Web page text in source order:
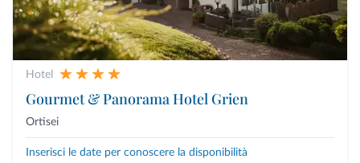
Hotel
Gourmet & Panorama Hotel Grien
Ortisei
Inserisci le date per conoscere la disponibilità